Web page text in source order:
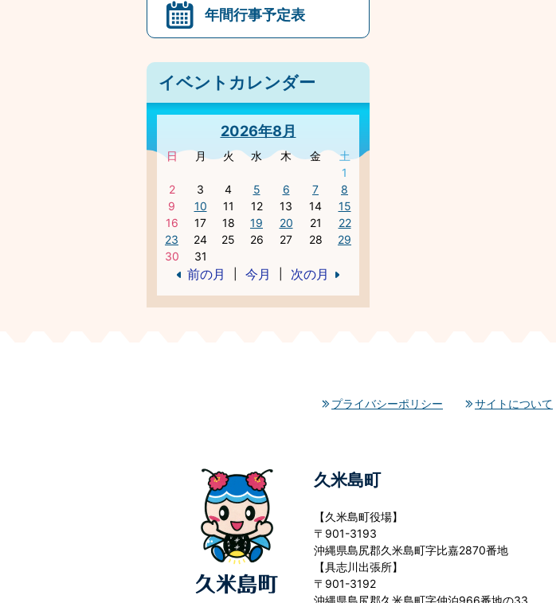
年間行事予定表
イベントカレンダー
2026年8月
日 月 火 水 木 金
土
1
2
3 4 5 6 7
8
9
10 11 12 13 14
15
16
17 18 19 20 21
22
23
24 25 26 27 28
29
30
31
前の月 今月 次の月
プライバシーポリシー サイトについて
久米島町
【久米島町役場】
〒901-3193
沖縄県島尻郡久米島町字比嘉2870番地
【具志川出張所】
〒901-3192
沖縄県島尻郡久米島町字仲泊966番地の33